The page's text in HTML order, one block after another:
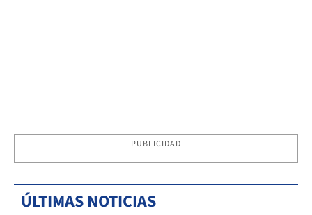
PUBLICIDAD
ÚLTIMAS NOTICIAS